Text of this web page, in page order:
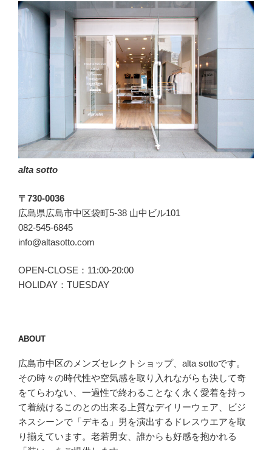
せ
ん。”
の
alta sotto
〒730-0036
広島県広島市中区袋町5-38 山中ビル101
082-545-6845
info@altasotto.com
OPEN-CLOSE：11:00-20:00
HOLIDAY：TUESDAY
ABOUT
広島市中区のメンズセレクトショップ、alta sottoです。
その時々の時代性や空気感を取り入れながらも決して奇
をてらわない、一過性で終わることなく永く愛着を持っ
て着続けるこのとの出来る上質なデイリーウェア、ビジ
ネスシーンで「デキる」男を演出するドレスウエアを取
り揃えています。老若男女、誰からも好感を抱かれる